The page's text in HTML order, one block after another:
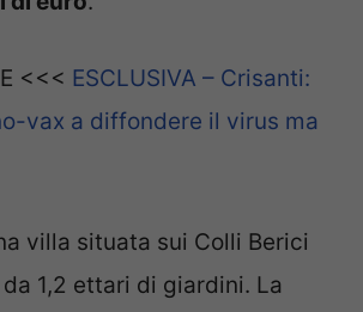
<<< ESCLUSIVA – Crisanti:
vax a diffondere il virus ma
villa situata sui Colli Berici
1,2 ettari di giardini. La